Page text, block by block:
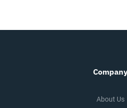
About Us